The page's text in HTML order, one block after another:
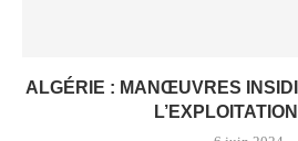
ALGÉRIE : MANŒUVRES